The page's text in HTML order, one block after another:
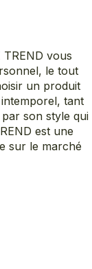
vous
le tout
un produit
tant
son style qui
est une
sur le marché